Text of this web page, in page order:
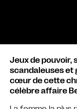
Jeux de pouvoir,
scandaleuses et
cœur de cette
célèbre affaire